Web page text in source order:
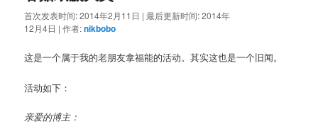
首次发表时间:2014年2月11日 |最后更新时间:2014年
12月4日 |作者:nikbobo
这是一个属于我的老朋友拿福能的活动。其实这也是一个旧闻。
活动如下：
亲爱的博主：